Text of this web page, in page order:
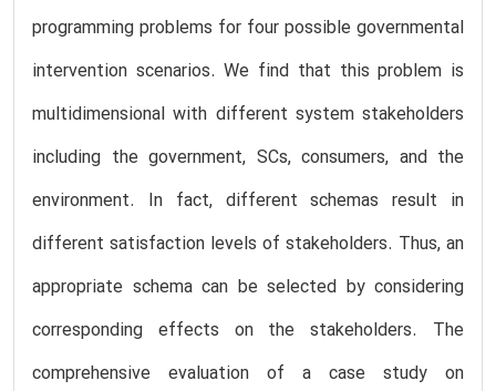
programming problems for four possible governmental
intervention scenarios. We find that this problem is
multidimensional with different system stakeholders
including the government, SCs, consumers, and the
environment. In fact, different schemas result in
different satisfaction levels of stakeholders. Thus, an
appropriate schema can be selected by considering
corresponding effects on the stakeholders. The
comprehensive evaluation of a case study on